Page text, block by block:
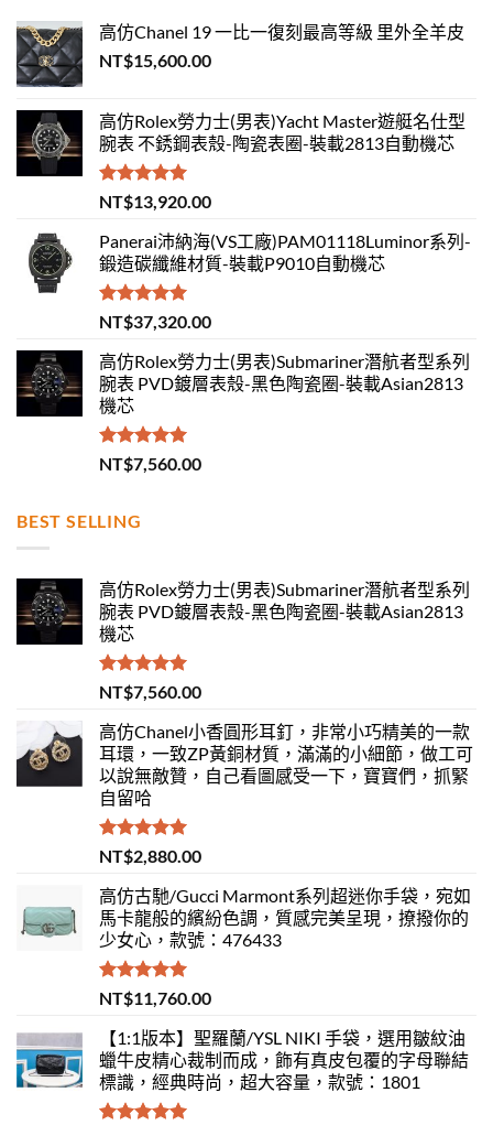
高仿Chanel 19 一比一復刻最高等級 里外全羊皮
NT$15,600.00
高仿Rolex勞力士(男表)Yacht Master遊艇名仕型
腕表 不銹鋼表殼-陶瓷表圈-裝載2813自動機芯
評分5.00
滿分 5
NT$13,920.00
Panerai沛納海(VS工廠)PAM01118Luminor系列-
鍛造碳纖維材質-裝載P9010自動機芯
評分5.00
滿分 5
NT$37,320.00
高仿Rolex勞力士(男表)Submariner潛航者型系列
腕表 PVD鍍層表殼-黑色陶瓷圈-裝載Asian2813
機芯
評分 5.00
滿分 5
NT$7,560.00
BEST SELLING
高仿Rolex勞力士(男表)Submariner潛航者型系列
腕表 PVD鍍層表殼-黑色陶瓷圈-裝載Asian2813
機芯
評分 5.00
滿分 5
NT$7,560.00
高仿Chanel小香圓形耳釘，非常小巧精美的一款
耳環，一致ZP黃銅材質，滿滿的小細節，做工可
以說無敵贊，自己看圖感受一下，寶寶們，抓緊
自留哈
評分 5.00
滿分 5
NT$2,880.00
高仿古馳/Gucci Marmont系列超迷你手袋，宛如
馬卡龍般的繽紛色調，質感完美呈現，撩撥你的
少女心，款號：476433
評分5.00
滿分 5
NT$11,760.00
【1:1版本】聖羅蘭/YSL NIKI 手袋，選用皺紋油
蠟牛皮精心裁制而成，飾有真皮包覆的字母聯結
標識，經典時尚，超大容量，款號：1801